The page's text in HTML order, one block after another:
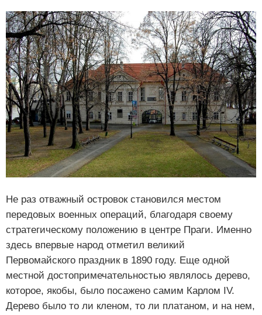
Не раз отважный островок становился местом
передовых военных операций, благодаря своему
стратегическому положению в центре Праги. Именно
здесь впервые народ отметил великий
Первомайского праздник в 1890 году. Еще одной
местной достопримечательностью являлось дерево,
которое, якобы, было посажено самим Карлом IV.
Дерево было то ли кленом, то ли платаном, и на нем,